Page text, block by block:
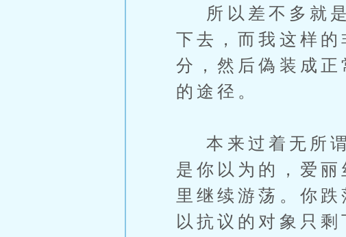
所以差不多就是
下去，而我这样
分，然后偽装成
的途径。
本来过着无所谓
是你以为的，爱
里继续游荡。你
以抗议的对象只